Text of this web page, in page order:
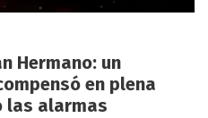
Hermano: un
en plena
las alarmas